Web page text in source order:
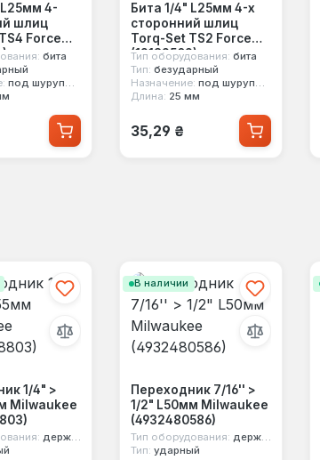
L25мм 4-
шлиц
Force
бита
под шуруповерт
цена:
Бита 1/4" L25мм 4-х
сторонний шлиц
Torq-Set TS2 Force
(121S2502)
Тип оборудования: бита
Тип: безударный
Назначение: под шуруповерт
Длина: 25 мм
Обычная цена:
35,29 ₴
1/4" >
Milwaukee
держатель насадок
В наличии
Переходник 7/16'' >
1/2" L50мм Milwaukee
(4932480586)
Тип оборудования: держатель насадок
Тип: ударный